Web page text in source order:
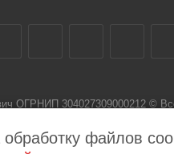
ОГРНИП 304027309000212 ©
файлов